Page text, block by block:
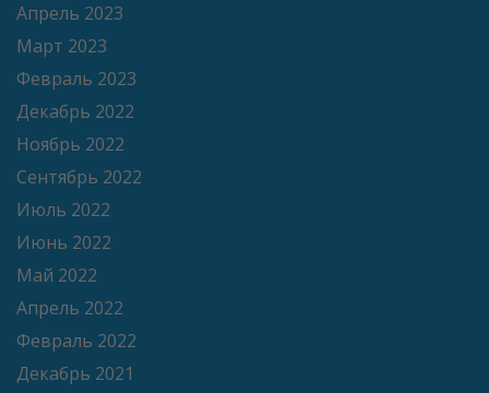
Апрель 2023
Март 2023
Февраль 2023
Декабрь 2022
Ноябрь 2022
Сентябрь 2022
Июль 2022
Июнь 2022
Май 2022
Апрель 2022
Февраль 2022
Декабрь 2021